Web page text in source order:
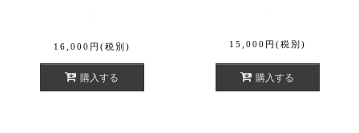
16,000 円 (税別)
購入する
15,000 円 (税別)
購入する